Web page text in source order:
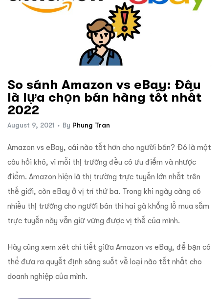
So sánh Amazon vs eBay: Đâu
là lựa chọn bán hàng tốt nhất
2022
August 9, 2021 By Phung Tran
Amazon vs eBay, cái nào tốt hơn cho người bán? Đó là một
câu hỏi khó, vì mỗi thị trường đều có ưu điểm và nhược
điểm. Amazon hiện là thị trường trực tuyến lớn nhất trên
thế giới, còn eBay ở vị trí thứ ba. Trong khi ngày càng có
nhiều thị trường cho người bán thì hai gã khổng lồ mua sắm
trực tuyến này vẫn giữ vững được vị thế của mình.
Hãy cùng xem xét chi tiết giữa Amazon vs eBay, để bạn có
thể đưa ra quyết định sáng suốt về loại nào tốt nhất cho
doanh nghiệp của mình.